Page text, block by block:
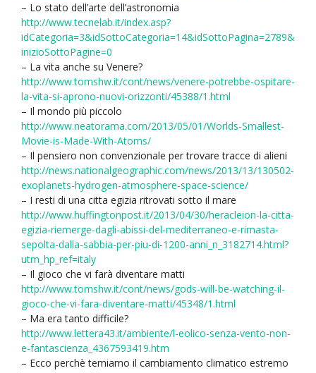
– Lo stato dell’arte dell’astronomia
http://www.tecnelab.it/index.asp?
idCategoria=3&idSottoCategoria=14&idSottoPagina=2789&
inizioSottoPagine=0
– La vita anche su Venere?
http://www.tomshw.it/cont/news/venere-potrebbe-ospitare-
la-vita-si-aprono-nuovi-orizzonti/45388/1.html
– Il mondo più piccolo
http://www.neatorama.com/2013/05/01/Worlds-Smallest-
Movie-is-Made-With-Atoms/
– Il pensiero non convenzionale per trovare tracce di alieni
http://news.nationalgeographic.com/news/2013/13/130502-
exoplanets-hydrogen-atmosphere-space-science/
– I resti di una citta egizia ritrovati sotto il mare
http://www.huffingtonpost.it/2013/04/30/heracleion-la-citta-
egizia-riemerge-dagli-abissi-del-mediterraneo-e-rimasta-
sepolta-dalla-sabbia-per-piu-di-1200-anni_n_3182714.html?
utm_hp_ref=italy
– Il gioco che vi farà diventare matti
http://www.tomshw.it/cont/news/gods-will-be-watching-il-
gioco-che-vi-fara-diventare-matti/45348/1.html
– Ma era tanto difficile?
http://www.lettera43.it/ambiente/l-eolico-senza-vento-non-
e-fantascienza_4367593419.htm
– Ecco perchè temiamo il cambiamento climatico estremo